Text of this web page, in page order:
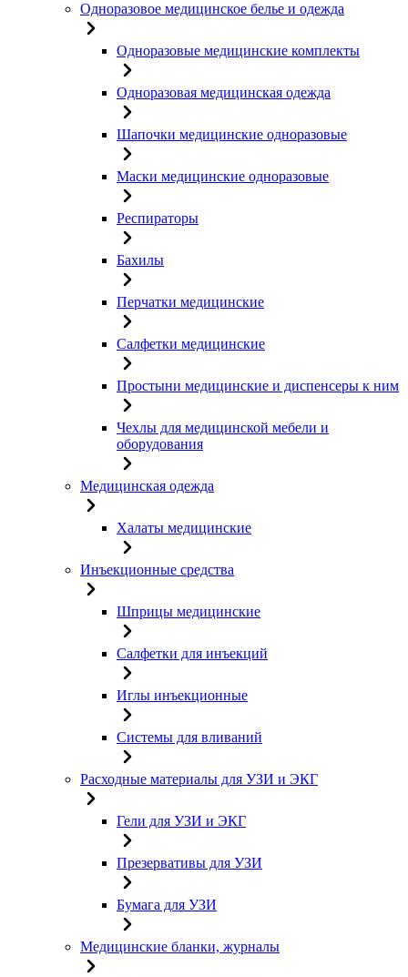
Одноразовое медицинское белье и одежда
Одноразовые медицинские комплекты
Одноразовая медицинская одежда
Шапочки медицинские одноразовые
Маски медицинские одноразовые
Респираторы
Бахилы
Перчатки медицинские
Салфетки медицинские
Простыни медицинские и диспенсеры к ним
Чехлы для медицинской мебели и
оборудования
Медицинская одежда
Халаты медицинские
Инъекционные средства
Шприцы медицинские
Салфетки для инъекций
Иглы инъекционные
Системы для вливаний
Расходные материалы для УЗИ и ЭКГ
Гели для УЗИ и ЭКГ
Презервативы для УЗИ
Бумага для УЗИ
Медицинские бланки, журналы